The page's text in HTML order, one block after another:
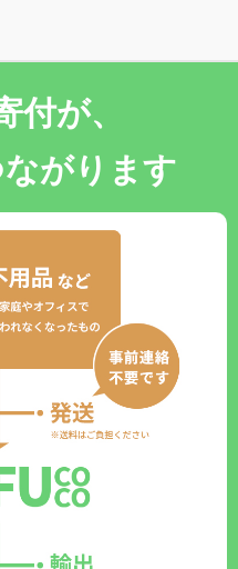
付が、
がります